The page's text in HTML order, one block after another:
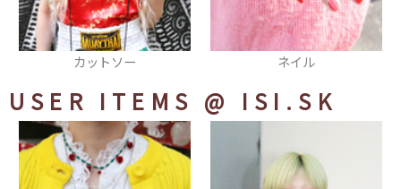
USER ITEMS @ ISI.SK